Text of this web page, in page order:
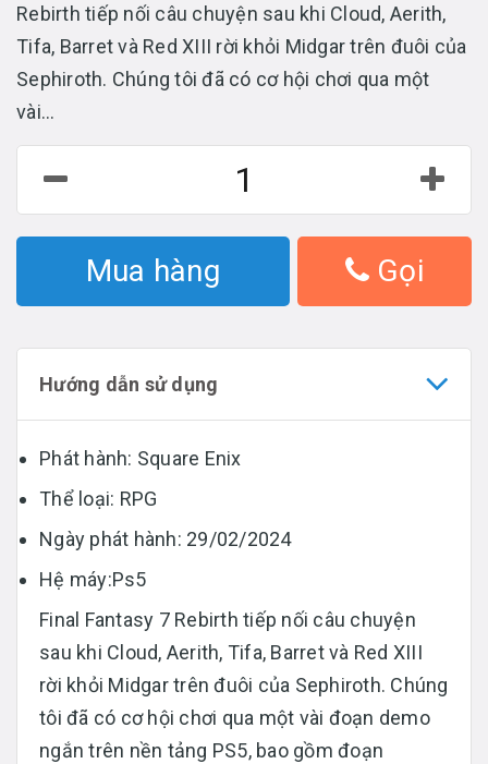
Rebirth tiếp nối câu chuyện sau khi Cloud, Aerith,
Tifa, Barret và Red XIII rời khỏi Midgar trên đuôi của
Sephiroth. Chúng tôi đã có cơ hội chơi qua một
vài...
Mua hàng Gọi
Hướng dẫn sử dụng
Phát hành: Square Enix
Thể loại: RPG
Ngày phát hành: 29/02/2024
Hệ máy:Ps5
Final Fantasy 7 Rebirth tiếp nối câu chuyện
sau khi Cloud, Aerith, Tifa, Barret và Red XIII
rời khỏi Midgar trên đuôi của Sephiroth. Chúng
tôi đã có cơ hội chơi qua một vài đoạn demo
ngắn trên nền tảng PS5, bao gồm đoạn